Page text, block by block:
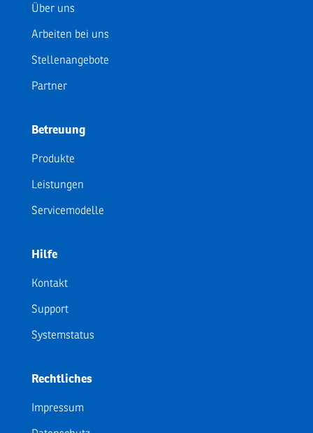
Über uns
Arbeiten bei uns
Stellenangebote
Partner
Betreuung
Produkte
Leistungen
Servicemodelle
Hilfe
Kontakt
Support
Systemstatus
Rechtliches
Impressum